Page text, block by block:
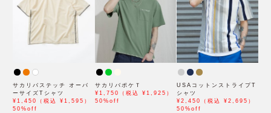
サカリバステッチ オーバ
ーサイズTシャツ
¥1,450（税込 ¥1,595）
50%off
サカリバポケＴ
¥1,750（税込 ¥1,925）
50%off
USAコットンストライプT
シャツ
¥2,450（税込 ¥2,695）
50%off